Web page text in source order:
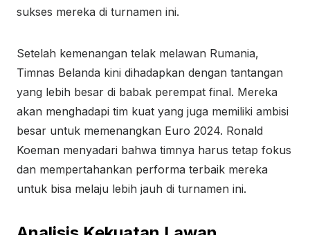
sukses mereka di turnamen ini.
Setelah kemenangan telak melawan Rumania,
Timnas Belanda kini dihadapkan dengan tantangan
yang lebih besar di babak perempat final. Mereka
akan menghadapi tim kuat yang juga memiliki ambisi
besar untuk memenangkan Euro 2024. Ronald
Koeman menyadari bahwa timnya harus tetap fokus
dan mempertahankan performa terbaik mereka
untuk bisa melaju lebih jauh di turnamen ini.